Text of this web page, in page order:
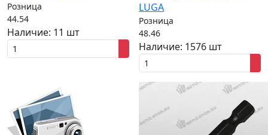
Розница
44.54
Наличие: 11 шт
LUGA
Розница
48.46
Наличие: 1576 шт